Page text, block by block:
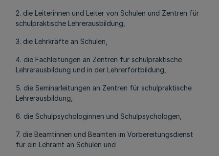
2. die Leiterinnen und Leiter von Schulen und Zentren für
schulpraktische Lehrerausbildung,
3. die Lehrkräfte an Schulen,
4. die Fachleitungen an Zentren für schulpraktische
Lehrerausbildung und in der Lehrerfortbildung,
5. die Seminarleitungen an Zentren für schulpraktische
Lehrerausbildung,
6. die Schulpsychologinnen und Schulpsychologen,
7. die Beamtinnen und Beamten im Vorbereitungsdienst
für ein Lehramt an Schulen und